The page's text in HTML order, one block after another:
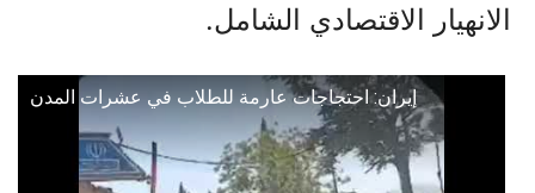
الانهيار الاقتصادي الشامل.
إيران: احتجاجات عارمة للطلاب في عشرات المدن